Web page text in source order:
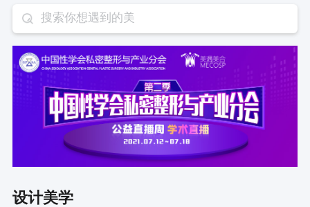
设计美学